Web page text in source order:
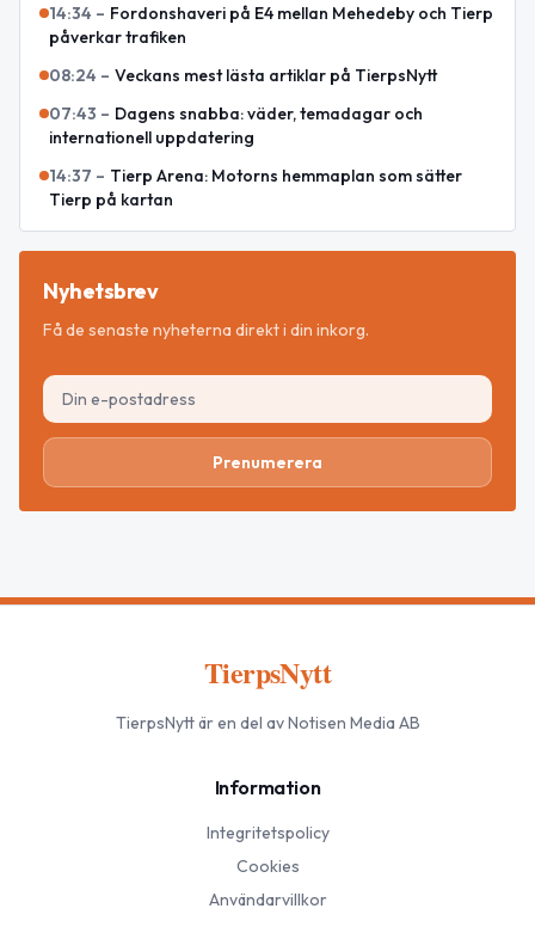
14:34 – Fordonshaveri på E4 mellan Mehedeby och Tierp
påverkar trafiken
08:24 – Veckans mest lästa artiklar på TierpsNytt
07:43 – Dagens snabba: väder, temadagar och
internationell uppdatering
14:37 – Tierp Arena: Motorns hemmaplan som sätter
Tierp på kartan
Nyhetsbrev
Få de senaste nyheterna direkt i din inkorg.
Prenumerera
TierpsNytt
TierpsNyttär en del av Notisen Media AB
Information
Integritetspolicy
Cookies
Användarvillkor